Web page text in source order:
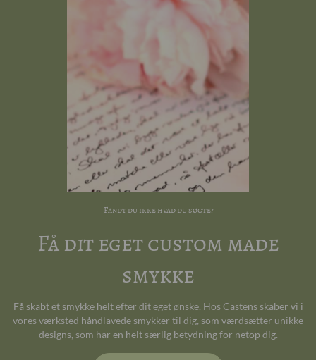
Fandt du ikke hvad du søgte?
Få dit eget custom made
smykke
Få skabt et smykke helt efter dit eget ønske. Hos Castens skaber vi i
vores værksted håndlavede smykker til dig, som værdsætter unikke
designs, som har en helt særlig betydning for netop dig.